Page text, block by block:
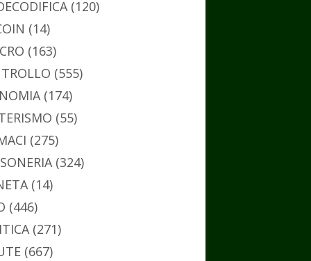
(120)
(14)
(163)
(555)
(174)
(55)
(275)
(324)
(14)
(446)
(271)
(667)